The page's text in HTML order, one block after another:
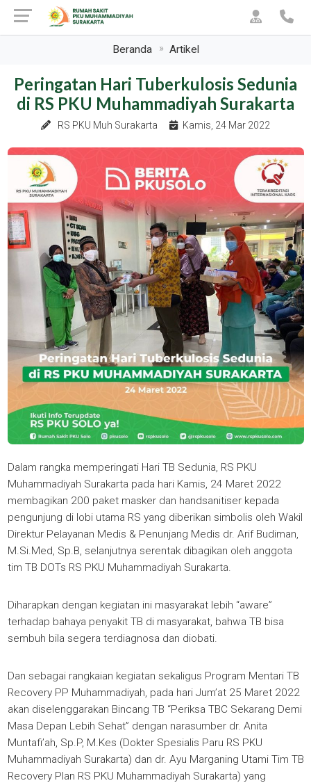
Beranda Artikel
Peringatan Hari Tuberkulosis Sedunia
di RS PKU Muhammadiyah Surakarta
RS PKU Muh Surakarta Kamis, 24 Mar 2022
Dalam rangka memperingati Hari TB Sedunia, RS PKU
Muhammadiyah Surakarta pada hari Kamis, 24 Maret 2022
membagikan 200 paket masker dan handsanitiser kepada
pengunjung di lobi utama RS yang diberikan simbolis oleh Wakil
Direktur Pelayanan Medis & Penunjang Medis dr. Arif Budiman,
M.Si.Med, Sp.B, selanjutnya serentak dibagikan oleh anggota
tim TB DOTs RS PKU Muhammadiyah Surakarta.
Diharapkan dengan kegiatan ini masyarakat lebih “aware”
terhadap bahaya penyakit TB di masyarakat, bahwa TB bisa
sembuh bila segera terdiagnosa dan diobati.
Dan sebagai rangkaian kegiatan sekaligus Program Mentari TB
Recovery PP Muhammadiyah, pada hari Jum’at 25 Maret 2022
akan diselenggarakan Bincang TB “Periksa TBC Sekarang Demi
Masa Depan Lebih Sehat” dengan narasumber dr. Anita
Muntafi’ah, Sp.P, M.Kes (Dokter Spesialis Paru RS PKU
Muhammadiyah Surakarta) dan dr. Ayu Marganing Utami Tim TB
Recovery Plan RS PKU Muhammadiyah Surakarta) yang